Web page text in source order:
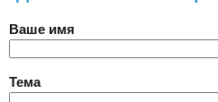
Ваше имя
Тема